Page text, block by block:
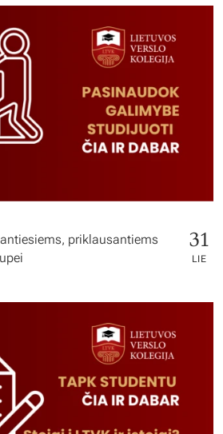
priklausantiems
31
LIE